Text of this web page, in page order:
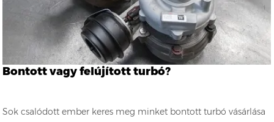
Bontott vagy felújított turbó?
Sok csalódott ember keres meg minket bontott turbó vásárlása